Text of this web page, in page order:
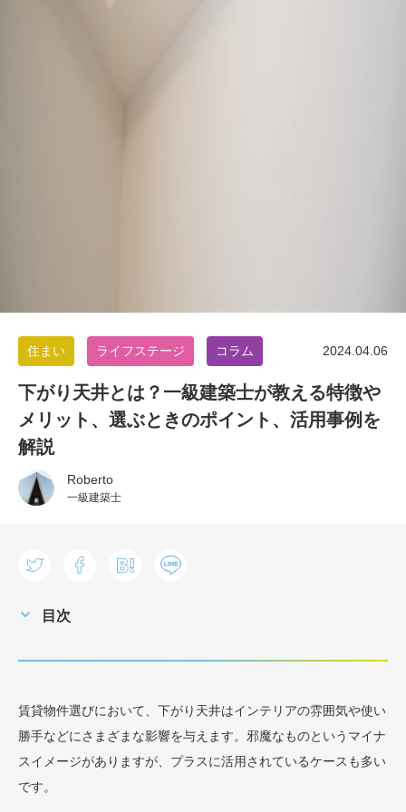
2024.04.06
住まい ライフステージ コラム
下がり天井とは？一級建築士が教える特徴や
メリット、選ぶときのポイント、活用事例を
解説
Roberto
一級建築士
目次
賃貸物件選びにおいて、下がり天井はインテリアの雰囲気や使い
勝手などにさまざまな影響を与えます。邪魔なものというマイナ
スイメージがありますが、プラスに活用されているケースも多い
です。